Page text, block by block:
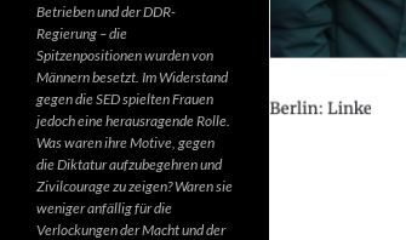
Betrieben und der DDR-
Regierung – die
Spitzenpositionen wurden von
Männern besetzt. Im Widerstand
gegen die SED spielten Frauen
jedoch eine herausragende Rolle.
Was waren ihre Motive, gegen
die Diktatur aufzubegehren und
Zivilcourage zu zeigen? Waren sie
weniger anfällig für die
Verlockungen der Macht und der